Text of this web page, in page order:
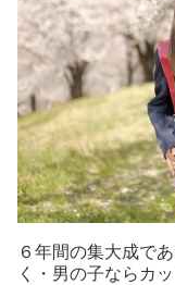
６年間の集大成で
く・男の子ならカ